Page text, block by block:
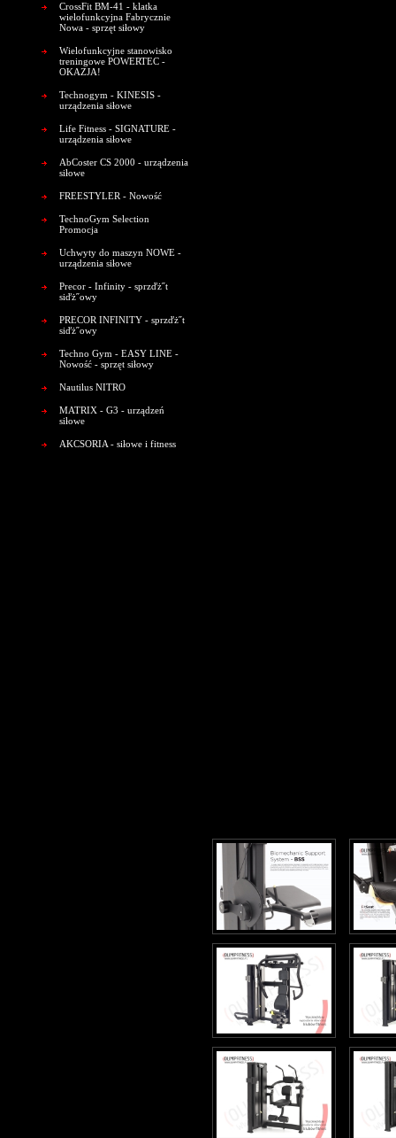
CrossFit BM-41 - klatka
wielofunkcyjna Fabrycznie
Nowa - sprzęt siłowy
Wielofunkcyjne stanowisko
treningowe POWERTEC -
OKAZJA!
Technogym - KINESIS -
urządzenia siłowe
Life Fitness - SIGNATURE -
urządzenia siłowe
AbCoster CS 2000 - urządzenia
siłowe
FREESTYLER - Nowość
TechnoGym Selection
Promocja
Uchwyty do maszyn NOWE -
urządzenia siłowe
Precor - Infinity - sprzďż˝t
siďż˝owy
PRECOR INFINITY - sprzďż˝t
siďż˝owy
Techno Gym - EASY LINE -
Nowość - sprzęt siłowy
Nautilus NITRO
MATRIX - G3 - urządzeń
siłowe
AKCSORIA - siłowe i fitness